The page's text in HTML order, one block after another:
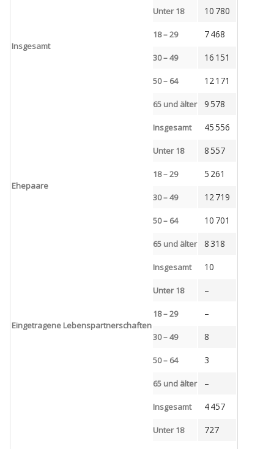
Insgesamt
Unter 18 10 780
18 – 29 7 468
30 – 49 16 151
50 – 64 12 171
65 und älter 9 578
Ehepaare
Insgesamt 45 556
Unter 18 8 557
18 – 29 5 261
30 – 49 12 719
50 – 64 10 701
65 und älter 8 318
Eingetragene Lebenspartnerschaften
Insgesamt 10
Unter 18 –
18 – 29 –
30 – 49 8
50 – 64 3
65 und älter –
Insgesamt 4 457
Unter 18 727